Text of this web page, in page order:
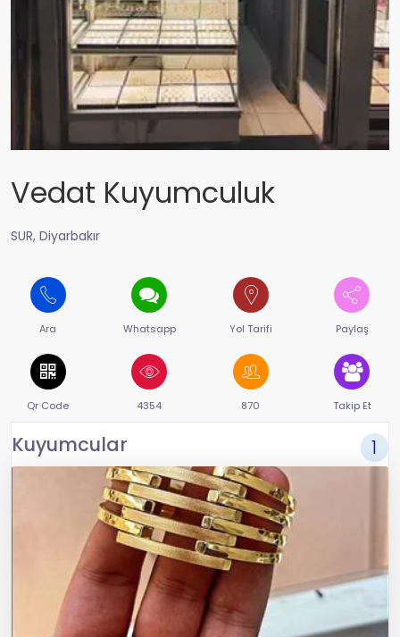
Vedat Kuyumculuk
SUR, Diyarbakır
Ara Whatsapp Yol Tarifi Paylaş
Qr Code 4354 870 Takip Et
Kuyumcular 1